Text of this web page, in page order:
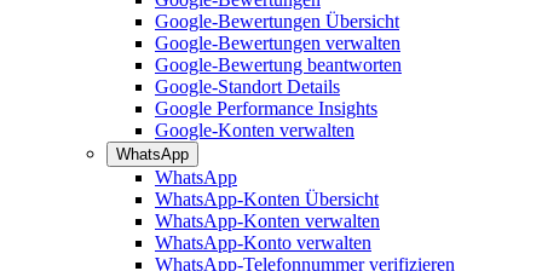
Google-Bewertungen Übersicht
Google-Bewertungen verwalten
Google-Bewertung beantworten
Google-Standort Details
Google Performance Insights
Google-Konten verwalten
WhatsApp
WhatsApp
WhatsApp-Konten Übersicht
WhatsApp-Konten verwalten
WhatsApp-Konto verwalten
WhatsApp-Telefonnummer verifizieren